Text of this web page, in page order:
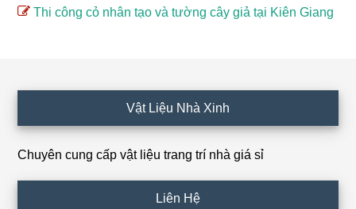
Thi công cỏ nhân tạo và tường cây giả tại Kiên Giang
Vật Liệu Nhà Xinh
Chuyên cung cấp vật liệu trang trí nhà giá sỉ
Liên Hệ